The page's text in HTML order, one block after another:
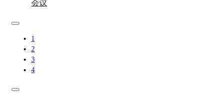
会议
1
2
3
4